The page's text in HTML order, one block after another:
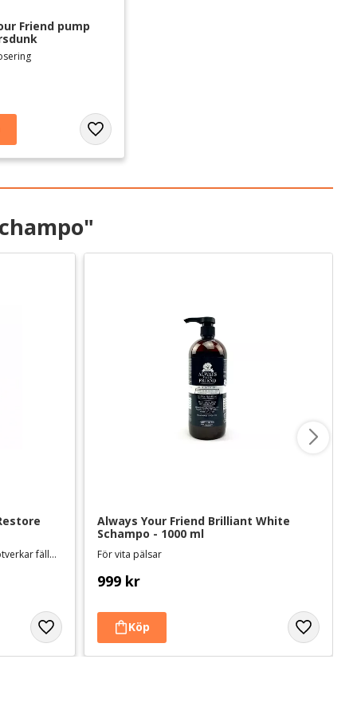
Friend pump
Lägg till i favoriter
Reparerar torr och skadad päls, motverkar fällning
Always Your Friend Brilliant White
Schampo - 1000 ml
För vita pälsar
999 kr